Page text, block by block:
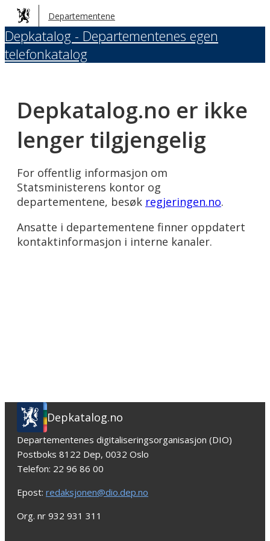
Hopp
til
hovedinnhold
Departementene
Depkatalog - Departementenes egen
telefonkatalog
Depkatalog.no er ikke
lenger tilgjengelig
For offentlig informasjon om
Statsministerens kontor og
departementene, besøk regjeringen.no.
Ansatte i departementene finner oppdatert
kontaktinformasjon i interne kanaler.
Depkatalog.no
Departementenes digitaliseringsorganisasjon (DIO)
Postboks 8122 Dep, 0032 Oslo
Telefon: 22 96 86 00
Epost: redaksjonen@dio.dep.no
Org. nr 932 931 311